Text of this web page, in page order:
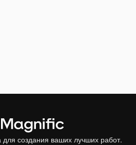
создания ваших лучших работ.